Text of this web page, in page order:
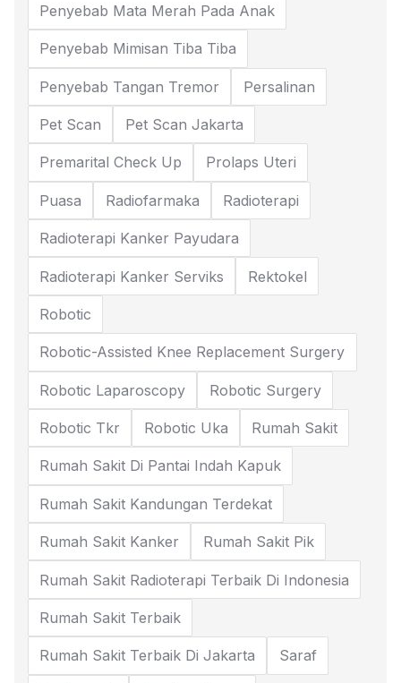
Penyebab Mata Merah Pada Anak
Penyebab Mimisan Tiba Tiba
Penyebab Tangan Tremor Persalinan
Pet Scan Pet Scan Jakarta
Premarital Check Up Prolaps Uteri
Puasa Radiofarmaka Radioterapi
Radioterapi Kanker Payudara
Radioterapi Kanker Serviks Rektokel
Robotic
Robotic-Assisted Knee Replacement Surgery
Robotic Laparoscopy Robotic Surgery
Robotic Tkr Robotic Uka Rumah Sakit
Rumah Sakit Di Pantai Indah Kapuk
Rumah Sakit Kandungan Terdekat
Rumah Sakit Kanker Rumah Sakit Pik
Rumah Sakit Radioterapi Terbaik Di Indonesia
Rumah Sakit Terbaik
Rumah Sakit Terbaik Di Jakarta Saraf